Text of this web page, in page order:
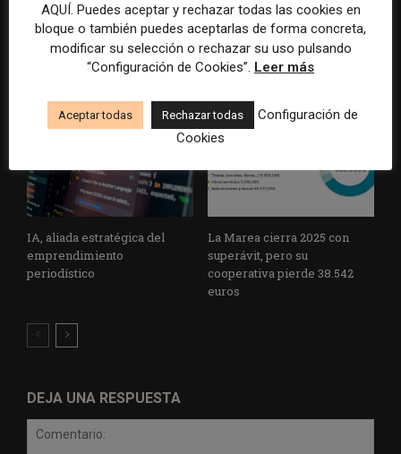
La Universidad CEU
Cardenal Herrera presenta
un informe con pautas para
informar sobre el suicidio
Paul Krugman alerta del
avance de los
multimillonarios sobre los
medios y las plataformas
IA, aliada estratégica del
emprendimiento
periodístico
La Marea cierra 2025 con
superávit, pero su
cooperativa pierde 38.542
euros
DEJA UNA RESPUESTA
AQUÍ. Puedes aceptar y rechazar todas las cookies en
bloque o también puedes aceptarlas de forma concreta,
modificar su selección o rechazar su uso pulsando
“Configuración de Cookies”. Leer más
Aceptar todas Rechazar todas
Configuración de
Cookies